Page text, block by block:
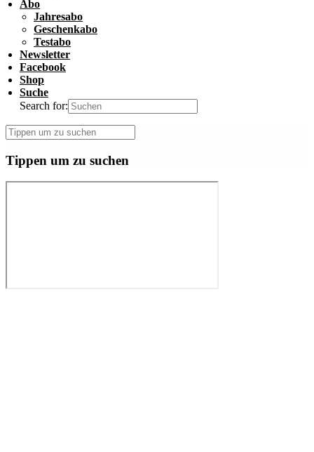
Abo
Jahresabo
Geschenkabo
Testabo
Newsletter
Facebook
Shop
Suche
Search for:
Tippen um zu suchen